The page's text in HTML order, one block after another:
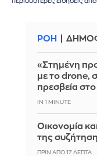
ΡΟΗ
«Στημένη
με το drone,
πρεσβεία
IN 59 SECONDS
Οικονομία
της
ΠΡΙΝ ΑΠΌ 17 ΛΕΠΤΆ